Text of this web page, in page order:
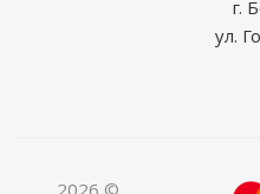
г.
ул.
2026 ©